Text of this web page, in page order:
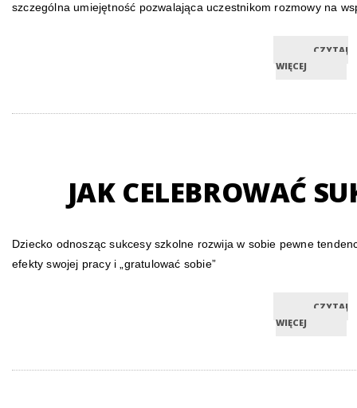
szczególna umiejętność pozwalająca uczestnikom rozmowy na
CZYTAJ
WIĘCEJ
JAK CELEBROWAĆ
Dziecko odnosząc sukcesy szkolne rozwija w sobie pewne
efekty swojej pracy i „gratulować sobie”
CZYTAJ
WIĘCEJ